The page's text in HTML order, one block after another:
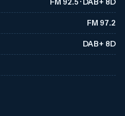
FM 97.2
DAB+ 8D